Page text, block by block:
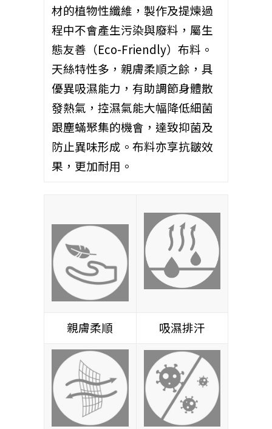
材的植物性纖維，製作及提煉過
程中不會產生污染與廢料，屬生
態友善（Eco-Friendly）布料。
天絲特性多，親膚柔順之餘，具
優異吸濕能力，有助調節身體散
發熱氣，控濕氣能大幅降低細菌
跟塵蟎聚集的機會，達致抑菌及
防止異味形成。布料亦享抗皺效
果，更加耐用。
親膚柔順 吸濕排汗